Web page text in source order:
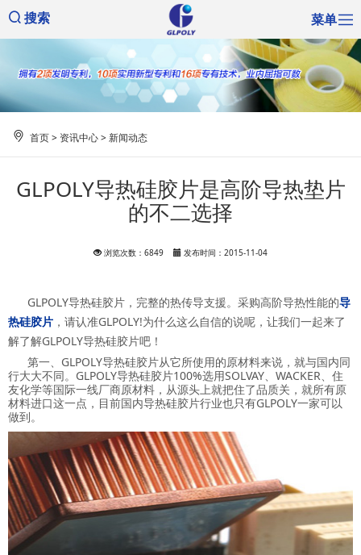
搜索 菜单
首页> 资讯中心>新闻动态
GLPOLY导热硅胶片是高阶导热垫片
的不二选择
浏览次数：6849 发布时间：2015-11-04
GLPOLY导热硅胶片，完整的热传导支援。采购高阶导热性能的导
热硅胶片 ，请认准GLPOLY!为什么这么自信的说呢，让我们一起来了
解了解GLPOLY导热硅胶片吧！
第一、GLPOLY导热硅胶片从它所使用的原材料来说，就与国内同
行大大不同。GLPOLY导热硅胶片100%选用SOLVAY、WACKER、住
友化学等国际一线厂商原材料，从源头上就把住了品质关，就所有原
材料进口这一点，目前国内导热硅胶片行业也只有GLPOLY一家可以
做到。